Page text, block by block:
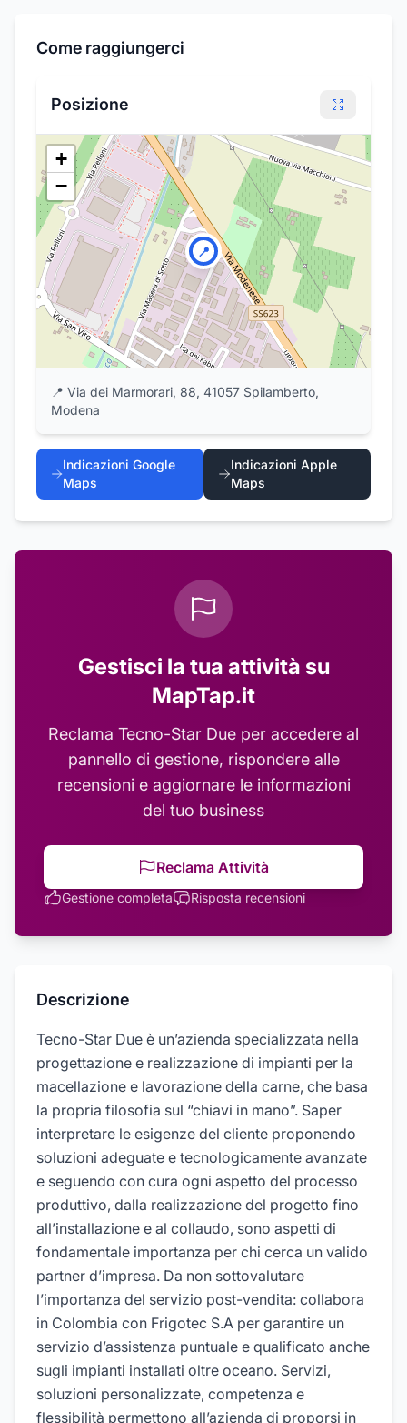
Come raggiungerci
Posizione
📍
+
−
📍 Via dei Marmorari, 88, 41057 Spilamberto,
Modena
Indicazioni Google
Maps
Indicazioni Apple
Maps
Gestisci la tua attività su
MapTap.it
Reclama Tecno-Star Due per accedere al
pannello di gestione, rispondere alle
recensioni e aggiornare le informazioni
del tuo business
Reclama Attività
Gestione completa Risposta recensioni
Descrizione
Tecno-Star Due è un’azienda specializzata nella
progettazione e realizzazione di impianti per la
macellazione e lavorazione della carne, che basa
la propria filosofia sul “chiavi in mano”. Saper
interpretare le esigenze del cliente proponendo
soluzioni adeguate e tecnologicamente avanzate
e seguendo con cura ogni aspetto del processo
produttivo, dalla realizzazione del progetto fino
all’installazione e al collaudo, sono aspetti di
fondamentale importanza per chi cerca un valido
partner d’impresa. Da non sottovalutare
l’importanza del servizio post-vendita: collabora
in Colombia con Frigotec S.A per garantire un
servizio d’assistenza puntuale e qualificato anche
sugli impianti installati oltre oceano. Servizi,
soluzioni personalizzate, competenza e
flessibilità permettono all’azienda di proporsi in